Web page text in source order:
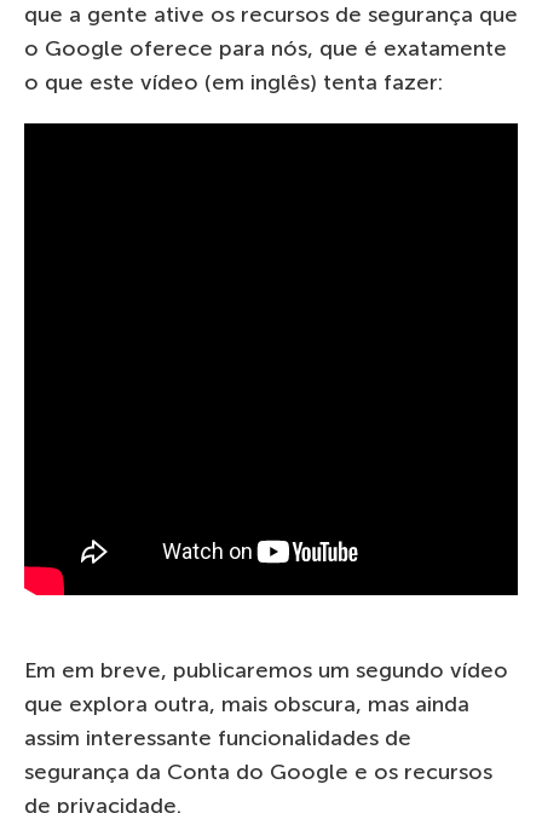
que a gente ative os recursos de segurança que
o Google oferece para nós, que é exatamente
o que este vídeo (em inglês) tenta fazer:
Em em breve, publicaremos um segundo vídeo
que explora outra, mais obscura, mas ainda
assim interessante funcionalidades de
segurança da Conta do Google e os recursos
de privacidade.